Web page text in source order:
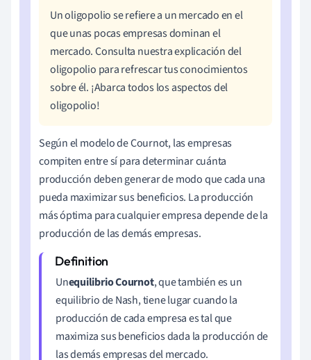
Un oligopolio se refiere a un mercado en el
que unas pocas empresas dominan el
mercado. Consulta nuestra explicación del
oligopolio para refrescar tus conocimientos
sobre él. ¡Abarca todos los aspectos del
oligopolio!
Según el modelo de Cournot, las empresas
compiten entre sí para determinar cuánta
producción deben generar de modo que cada una
pueda maximizar sus beneficios. La producción
más óptima para cualquier empresa depende de la
producción de las demás empresas.
UnequilibrioCournot, que también es un
equilibrio de Nash, tiene lugar cuando la
producción de cada empresa es tal que
maximiza sus beneficios dada la producción de
las demás empresas del mercado.